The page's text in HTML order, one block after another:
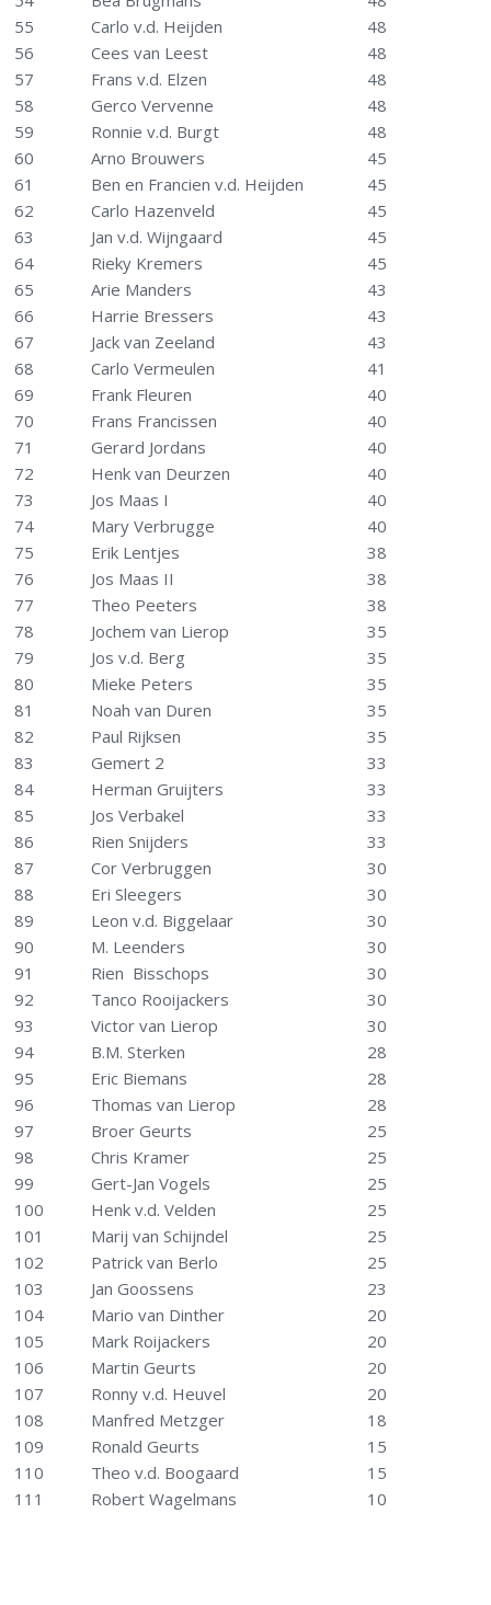
55
Carlo v.d. Heijden
48
56
Cees van Leest
48
57
Frans v.d. Elzen
48
58
Gerco Vervenne
48
59
Ronnie v.d. Burgt
48
60
Arno Brouwers
45
61
Ben en Francien v.d. Heijden
45
62
Carlo Hazenveld
45
63
Jan v.d. Wijngaard
45
64
Rieky Kremers
45
65
Arie Manders
43
66
Harrie Bressers
43
67
Jack van Zeeland
43
68
Carlo Vermeulen
41
69
Frank Fleuren
40
70
Frans Francissen
40
71
Gerard Jordans
40
72
Henk van Deurzen
40
73
Jos Maas I
40
74
Mary Verbrugge
40
75
Erik Lentjes
38
76
Jos Maas II
38
77
Theo Peeters
38
78
Jochem van Lierop
35
79
Jos v.d. Berg
35
80
Mieke Peters
35
81
Noah van Duren
35
82
Paul Rijksen
35
83
Gemert 2
33
84
Herman Gruijters
33
85
Jos Verbakel
33
86
Rien Snijders
33
87
Cor Verbruggen
30
88
Eri Sleegers
30
89
Leon v.d. Biggelaar
30
90
M. Leenders
30
91
Rien Bisschops
30
92
Tanco Rooijackers
30
93
Victor van Lierop
30
94
B.M. Sterken
28
95
Eric Biemans
28
96
Thomas van Lierop
28
97
Broer Geurts
25
98
Chris Kramer
25
99
Gert-Jan Vogels
25
100
Henk v.d. Velden
25
101
Marij van Schijndel
25
102
Patrick van Berlo
25
103
Jan Goossens
23
104
Mario van Dinther
20
105
Mark Roijackers
20
106
Martin Geurts
20
107
Ronny v.d. Heuvel
20
108
Manfred Metzger
18
109
Ronald Geurts
15
110
Theo v.d. Boogaard
15
111
Robert Wagelmans 10